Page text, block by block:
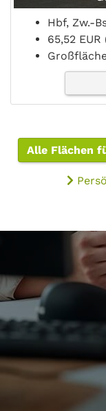
Hbf, Zw.-
65,52 EUR
Alle Flächen